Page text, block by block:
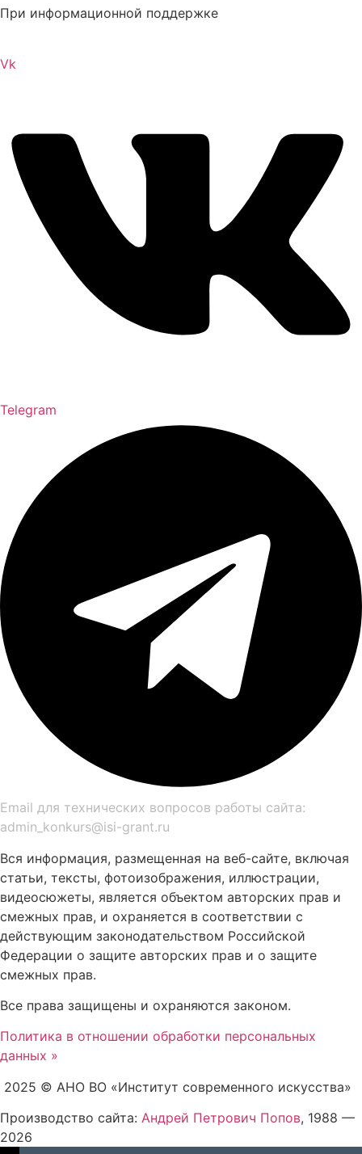
При информационной поддержке
Vk
Telegram
Email для технических вопросов работы сайта:
admin_konkurs@isi-grant.ru
Вся информация, размещенная на веб-сайте, включая
статьи, тексты, фотоизображения, иллюстрации,
видеосюжеты, является объектом авторских прав и
смежных прав, и охраняется в соответствии с
действующим законодательством Российской
Федерации о защите авторских прав и о защите
смежных прав.
Все права защищены и охраняются законом.
Политика в отношении обработки персональных
данных »
2025 © АНО ВО «Институт современного искусства»
Производство сайта: Андрей Петрович Попов, 1988 —
2026